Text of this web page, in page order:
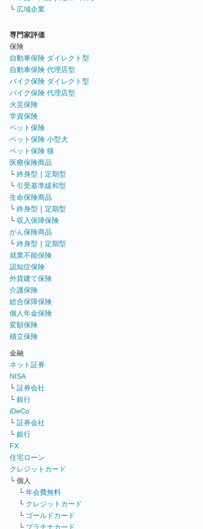
└ 広域企業
専門家評価
保険
自動車保険 ダイレクト型
自動車保険 代理店型
バイク保険 ダイレクト型
バイク保険 代理店型
火災保険
学資保険
ペット保険
ペット保険 小型犬
ペット保険 猫
医療保険商品
└ 終身型 ｜ 定期型
└ 引受基準緩和型
生命保険商品
└ 終身型 ｜ 定期型
└ 収入保障保険
がん保険商品
└ 終身型 ｜ 定期型
就業不能保険
認知症保険
外貨建て保険
介護保険
総合保障保険
個人年金保険
変額保険
積立保険
金融
ネット証券
NISA
└ 証券会社
└ 銀行
iDeCo
└ 証券会社
└ 銀行
FX
住宅ローン
クレジットカード
└ 個人
└ 年会費無料
└ クレジットカード
└ ゴールドカード
└ プラチナカード